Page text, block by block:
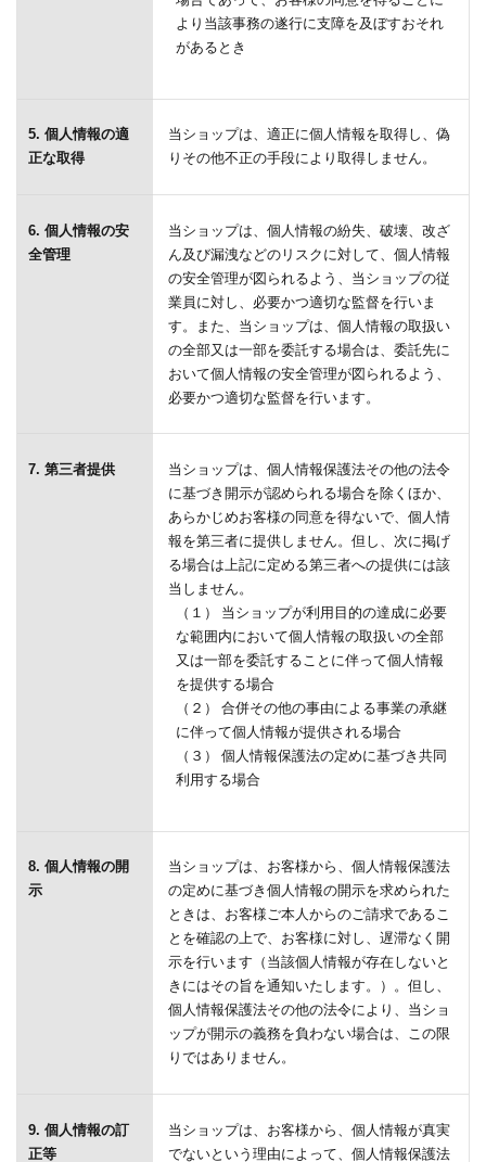
より当該事務の遂行に支障を及ぼすおそれ
があるとき
5. 個人情報の適
正な取得
当ショップは、適正に個人情報を取得し、偽
りその他不正の手段により取得しません。
6. 個人情報の安
全管理
当ショップは、個人情報の紛失、破壊、改ざ
ん及び漏洩などのリスクに対して、個人情報
の安全管理が図られるよう、当ショップの従
業員に対し、必要かつ適切な監督を行いま
す。また、当ショップは、個人情報の取扱い
の全部又は一部を委託する場合は、委託先に
おいて個人情報の安全管理が図られるよう、
必要かつ適切な監督を行います。
7. 第三者提供
当ショップは、個人情報保護法その他の法令
に基づき開示が認められる場合を除くほか、
あらかじめお客様の同意を得ないで、個人情
報を第三者に提供しません。但し、次に掲げ
る場合は上記に定める第三者への提供には該
当しません。
（１） 当ショップが利用目的の達成に必要
な範囲内において個人情報の取扱いの全部
又は一部を委託することに伴って個人情報
を提供する場合
（２） 合併その他の事由による事業の承継
に伴って個人情報が提供される場合
（３） 個人情報保護法の定めに基づき共同
利用する場合
8. 個人情報の開
示
当ショップは、お客様から、個人情報保護法
の定めに基づき個人情報の開示を求められた
ときは、お客様ご本人からのご請求であるこ
とを確認の上で、お客様に対し、遅滞なく開
示を行います（当該個人情報が存在しないと
きにはその旨を通知いたします。）。但し、
個人情報保護法その他の法令により、当ショ
ップが開示の義務を負わない場合は、この限
りではありません。
9. 個人情報の訂
正等
当ショップは、お客様から、個人情報が真実
でないという理由によって、個人情報保護法